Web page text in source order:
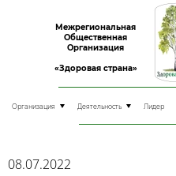
Межрегиональная
Общественная
Организация
«Здоровая страна»
Организация Деятельность Лидер
08.07.2022